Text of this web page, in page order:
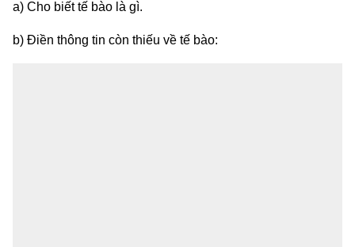
a) Cho biết tế bào là gì.
b) Điền thông tin còn thiếu về tế bào: